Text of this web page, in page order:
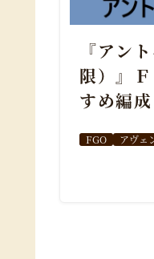
『アン
限）』
すめ編
FGO アヴェ